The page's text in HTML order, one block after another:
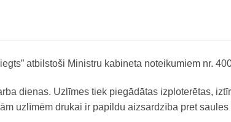
atbilstoši Ministru kabineta noteikumiem nr.
dienas. Uzlīmes tiek piegādātas izploterētas,
uzlīmēm drukai ir papildu aizsardzība pret